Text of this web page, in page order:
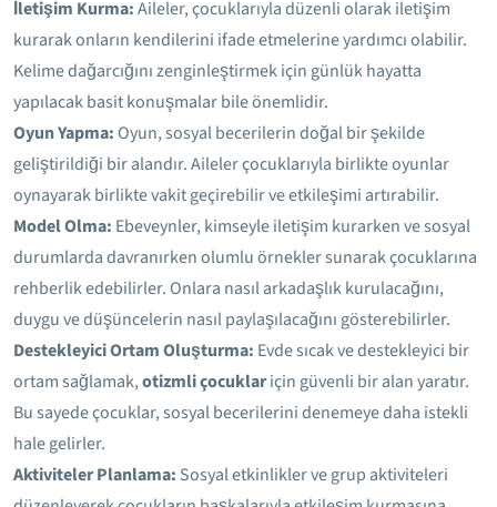
İletişim Kurma:Aileler, çocuklarıyla düzenli olarak iletişim
kurarak onların kendilerini ifade etmelerine yardımcı olabilir.
Kelime dağarcığını zenginleştirmek için günlük hayatta
yapılacak basit konuşmalar bile önemlidir.
Oyun Yapma:Oyun, sosyal becerilerin doğal bir şekilde
geliştirildiği bir alandır. Aileler çocuklarıyla birlikte oyunlar
oynayarak birlikte vakit geçirebilir ve etkileşimi artırabilir.
Model Olma: Ebeveynler, kimseyle iletişim kurarken ve sosyal
durumlarda davranırken olumlu örnekler sunarak çocuklarına
rehberlik edebilirler. Onlara nasıl arkadaşlık kurulacağını,
duygu ve düşüncelerin nasıl paylaşılacağını gösterebilirler.
Destekleyici Ortam Oluşturma: Evde sıcak ve destekleyici bir
ortam sağlamak,otizmli çocuklariçin güvenli bir alan yaratır.
Bu sayede çocuklar, sosyal becerilerini denemeye daha istekli
hale gelirler.
Aktiviteler Planlama: Sosyal etkinlikler ve grup aktiviteleri